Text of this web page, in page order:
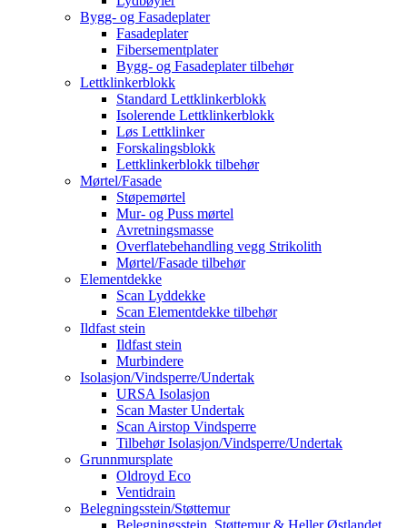
Bygg- og Fasadeplater
Fasadeplater
Fibersementplater
Bygg- og Fasadeplater tilbehør
Lettklinkerblokk
Standard Lettklinkerblokk
Isolerende Lettklinkerblokk
Løs Lettklinker
Forskalingsblokk
Lettklinkerblokk tilbehør
Mørtel/Fasade
Støpemørtel
Mur- og Puss mørtel
Avretningsmasse
Overflatebehandling vegg Strikolith
Mørtel/Fasade tilbehør
Elementdekke
Scan Lyddekke
Scan Elementdekke tilbehør
Ildfast stein
Ildfast stein
Murbindere
Isolasjon/Vindsperre/Undertak
URSA Isolasjon
Scan Master Undertak
Scan Airstop Vindsperre
Tilbehør Isolasjon/Vindsperre/Undertak
Grunnmursplate
Oldroyd Eco
Ventidrain
Belegningsstein/Støttemur
Belegningsstein, Støttemur & Heller Østlandet